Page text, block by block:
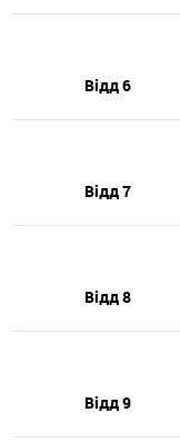
Відд 6
Відд 7
Відд 8
Відд 9